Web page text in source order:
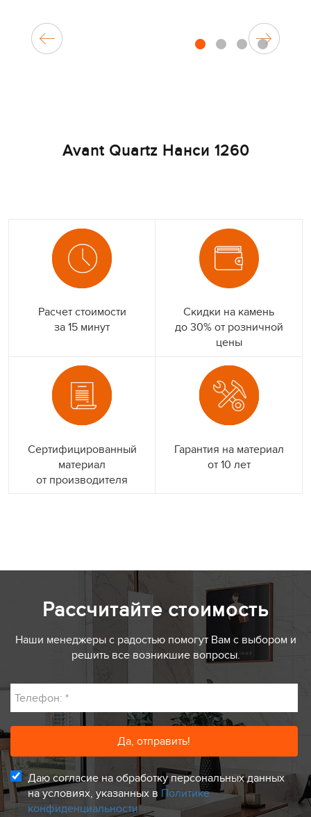
1 2 3 4
Avant Quartz Нанси 1260
Расчет стоимости
за 15 минут
Скидки на камень
до 30% от розничной
цены
Сертифицированный
материал
от производителя
Гарантия на материал
от 10 лет
Рассчитайте стоимость
Наши менеджеры с радостью помогут Вам с выбором и
решить все возникшие вопросы.
Телефон: *
Даю согласие на обработку персональных данных
на условиях, указанных в Политике
конфиденциальности